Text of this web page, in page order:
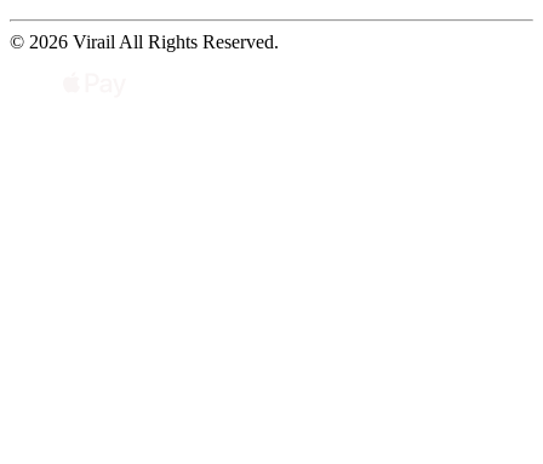
© 2026 Virail All Rights Reserved.